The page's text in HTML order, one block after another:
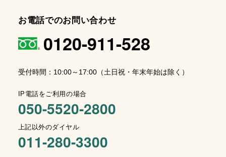
お電話でのお問い合わせ
0120-911-528
受付時間：10:00～17:00（土日祝・年末年始は除く）
IP電話をご利用の場合
050-5520-2800
上記以外のダイヤル
011-280-3300